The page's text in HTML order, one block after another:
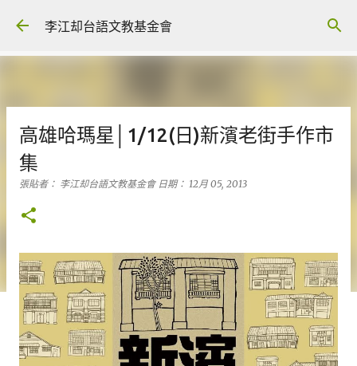
跳到主要內容
李江却台語文教基金會
高雄哈瑪星│1/12(日)新濱老街手作市
集
張貼者： 李江却台語文教基金會 日期： 12月 05, 2013